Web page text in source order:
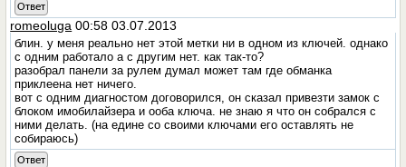
Ответ
romeoluga 00:58 03.07.2013
блин. у меня реально нет этой метки ни в одном из ключей. однако
с одним работало а с другим нет. как так-то?
разобрал панели за рулем думал может там где обманка
приклеена нет ничего.
вот с одним диагностом договорился, он сказал привезти замок с
блоком имобилайзера и ооба ключа. не знаю я что он собрался с
ними делать. (на едине со своими ключами его оставлять не
собираюсь)
Ответ